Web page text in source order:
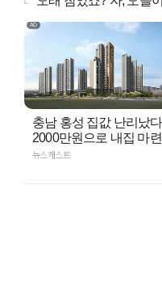
충남 홍성 집값 난리났
2000만원으로 내집 마
뉴스캐스트